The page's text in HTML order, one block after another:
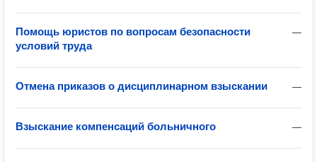
—
Помощь юристов по вопросам безопасности
условий труда
—
Отмена приказов о дисциплинарном взыскании
—
Взыскание компенсаций больничного